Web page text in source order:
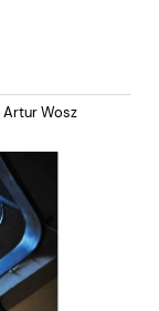
Artur Wosz